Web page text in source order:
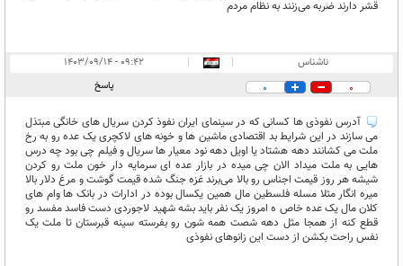
قشر دارند ضربه می‌زنند به نظام مردم
ناشناس |
|
۰۹:۴۲ - ۱۴۰۳/۰۹/۱۴
0
0 پاسخ
آدرس نفوذی ها کسانی که در سینمای ایران نفوذ کردن سریال های خانگی مبتذل
می سازند در این شرایط بد اقتصادی ماشین ها و خونه های لاکچری یک عده رو به رخ
ملت می کشانند دهه هشتاد یا اویل دهه نود معیار ها سریال و فیلم چی بود چه درس
هایی به ملت میداد الان چی میده در بازار عده ای سرمایه دار خون ملت رو کردن
شیشه هر روز قیمت اجناس رو بالا می‌برند غزه جنگ شده قیمت گوشت و مرغ دلار بالا
میره انگار مثلا مسله فلسطین مال همین یکسال بوده در ادارات در بانک ها وام های
کلان مال یک عده خاص ه امروز یک نفر باید بشه شهید لاجوردی دست فاسد مفسد رو
قطع کنه از همجا مثل دهه شصت همه شون رو بفرسته سینه قبرستان تا ملت یک
نفس راحت بکشن از دست این زانوهای نفوذی